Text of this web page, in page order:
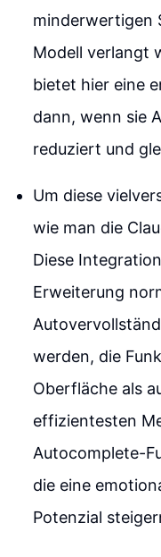
minderwertigen
Modell verlangt
bietet hier eine
dann, wenn sie
reduziert und
Um diese
wie man die
Diese
Erweiterung
werden, die
Oberfläche als
effizientesten
Autocomplete-
die eine
Potenzial